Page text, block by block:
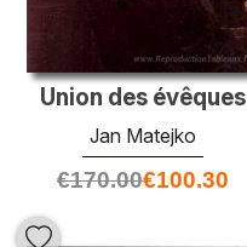
Union des évêques
Jan Matejko
€170.00€100.30